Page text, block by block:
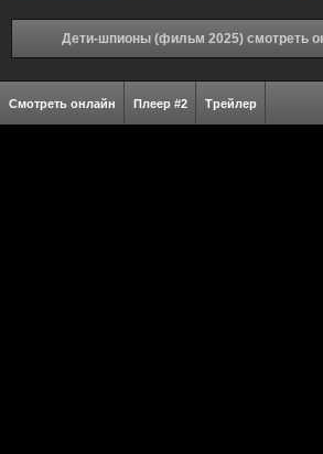
Дети-шпионы (фильм 2025) смотреть
Смотреть онлайн Плеер #2 Трейлер